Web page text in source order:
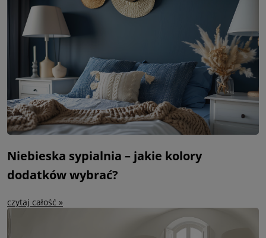
Niebieska sypialnia – jakie kolory
dodatków wybrać?
czytaj całość »